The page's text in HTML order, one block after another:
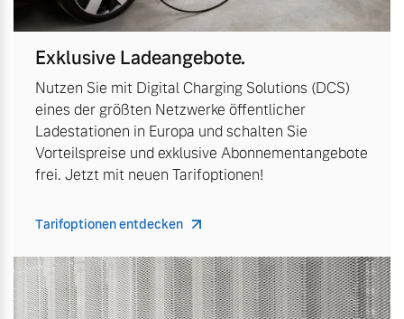
Exklusive Ladeangebote.
Nutzen Sie mit Digital Charging Solutions (DCS)
eines der größten Netzwerke öffentlicher
Ladestationen in Europa und schalten Sie
Vorteilspreise und exklusive Abonnementangebote
frei. Jetzt mit neuen Tarifoptionen!
Tarifoptionen entdecken